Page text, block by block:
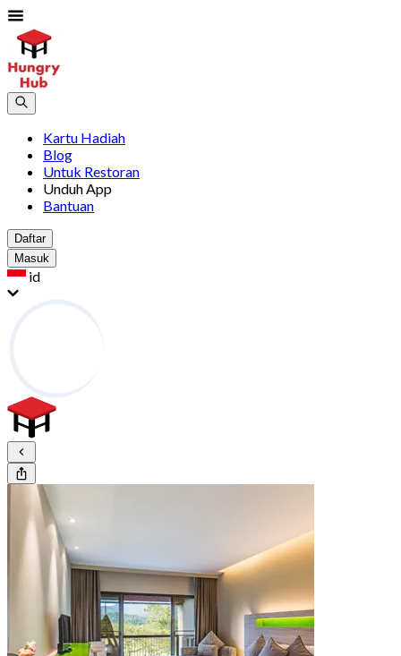
Kartu Hadiah
Blog
Untuk Restoran
Unduh App
Bantuan
Daftar
Masuk
id